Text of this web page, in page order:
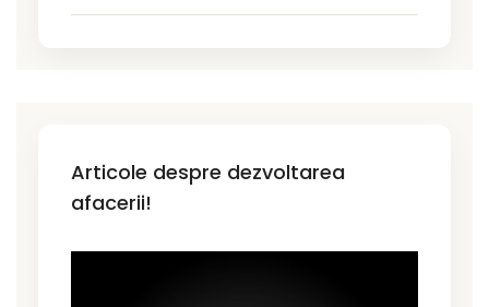
Articole despre dezvoltarea
afacerii!